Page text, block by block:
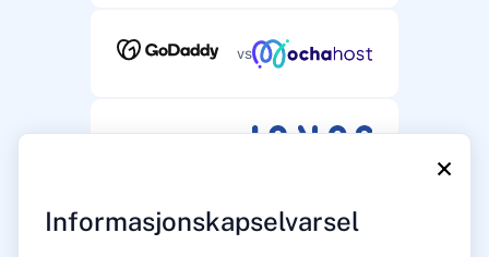
×
Informasjonskapselvarsel
vs
vs